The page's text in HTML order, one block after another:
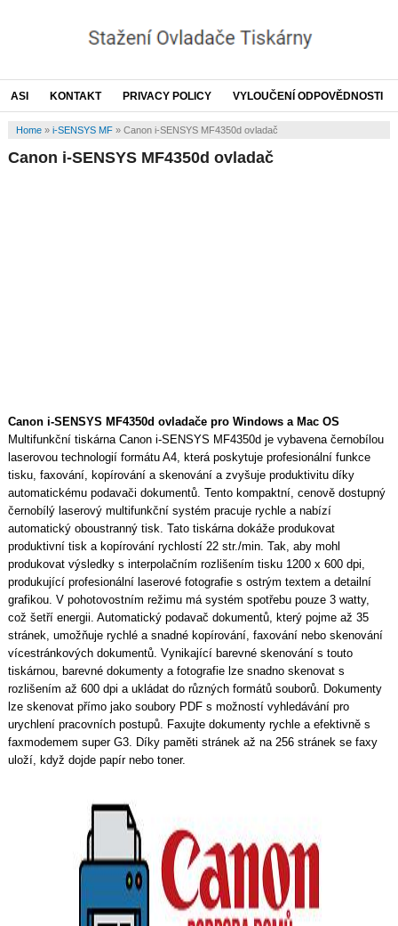
ASI KONTAKT PRIVACY POLICY VYLOUČENÍ ODPOVĚDNOSTI
Home» i-SENSYS MF» Canon i-SENSYS MF4350d ovladač
Canon i-SENSYS MF4350d ovladač
Canon i-SENSYS MF4350d ovladače pro Windows a Mac OS
Multifunkční tiskárna Canon i-SENSYS MF4350d je vybavena černobílou
laserovou technologií formátu A4, která poskytuje profesionální funkce
tisku, faxování, kopírování a skenování a zvyšuje produktivitu díky
automatickému podavači dokumentů. Tento kompaktní, cenově dostupný
černobílý laserový multifunkční systém pracuje rychle a nabízí
automatický oboustranný tisk. Tato tiskárna dokáže produkovat
produktivní tisk a kopírování rychlostí 22 str./min. Tak, aby mohl
produkovat výsledky s interpolačním rozlišením tisku 1200 x 600 dpi,
produkující profesionální laserové fotografie s ostrým textem a detailní
grafikou. V pohotovostním režimu má systém spotřebu pouze 3 watty,
což šetří energii. Automatický podavač dokumentů, který pojme až 35
stránek, umožňuje rychlé a snadné kopírování, faxování nebo skenování
vícestránkových dokumentů. Vynikající barevné skenování s touto
tiskárnou, barevné dokumenty a fotografie lze snadno skenovat s
rozlišením až 600 dpi a ukládat do různých formátů souborů. Dokumenty
lze skenovat přímo jako soubory PDF s možností vyhledávání pro
urychlení pracovních postupů. Faxujte dokumenty rychle a efektivně s
faxmodemem super G3. Díky paměti stránek až na 256 stránek se faxy
uloží, když dojde papír nebo toner.